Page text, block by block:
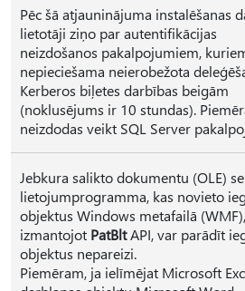
Pēc šā atjauninājuma instalēšanas
lietotāji ziņo par autentifikācijas
neizdošanos pakalpojumiem,
nepieciešama neierobežota
Kerberos biļetes darbības beigām
(noklusējums ir 10 stundas).
neizdodas veikt SQL Server
Jebkura salikto dokumentu (OLE)
lietojumprogramma, kas novieto
objektus Windows metafailā (WMF),
izmantojot PatBltAPI, var parādīt
objektus nepareizi.
Piemēram, ja ielīmējat Microsoft